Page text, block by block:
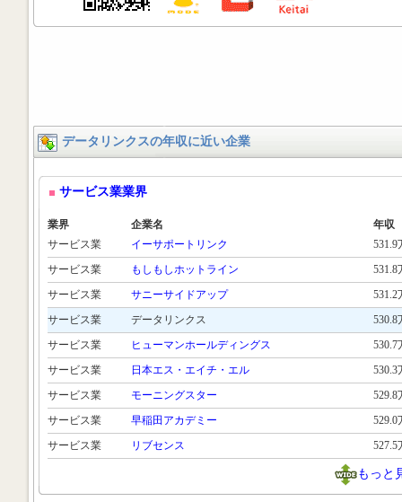
データリンクスの年収に近い企業
サービス業業界
業界 企業名
年収
サービス業
イーサポートリンク
531.9
サービス業
もしもしホットライン
531.8
サービス業
サニーサイドアップ
531.2
サービス業
データリンクス
530.8
サービス業
ヒューマンホールディングス
530.7
サービス業
日本エス・エイチ・エル
530.3
サービス業
モーニングスター
529.8
サービス業
早稲田アカデミー
529.0
サービス業
リブセンス 527.5
もっと